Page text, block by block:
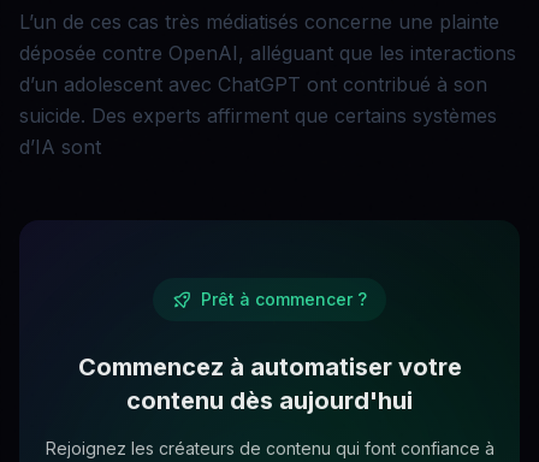
L’un de ces cas très médiatisés concerne une plainte
déposée contre OpenAI, alléguant que les interactions
d’un adolescent avec ChatGPT ont contribué à son
suicide. Des experts affirment que certains systèmes
d’IA sont
Prêt à commencer ?
Commencez à automatiser votre
contenu dès aujourd'hui
Rejoignez les créateurs de contenu qui font confiance à